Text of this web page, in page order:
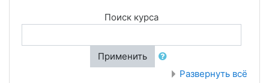
Поиск курса
Применить
Развернуть всё